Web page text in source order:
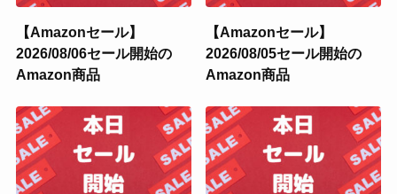
【Amazonセール】
2026/08/06セール開始の
Amazon商品
【Amazonセール】
2026/08/05セール開始の
Amazon商品